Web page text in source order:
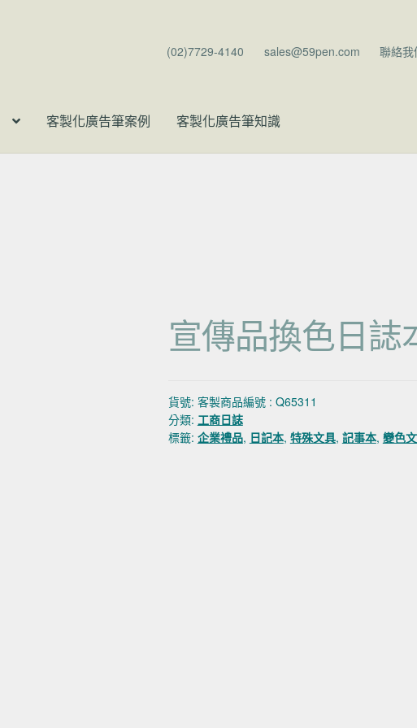
(02)7729-4140 sales@59pen.com 聯絡我
客製化廣告筆案例 客製化廣告筆知識
宣傳品換色日誌
貨號: 客製商品編號 : Q65311
分類: 工商日誌
標籤: 企業禮品, 日記本, 特殊文具, 記事本, 變色